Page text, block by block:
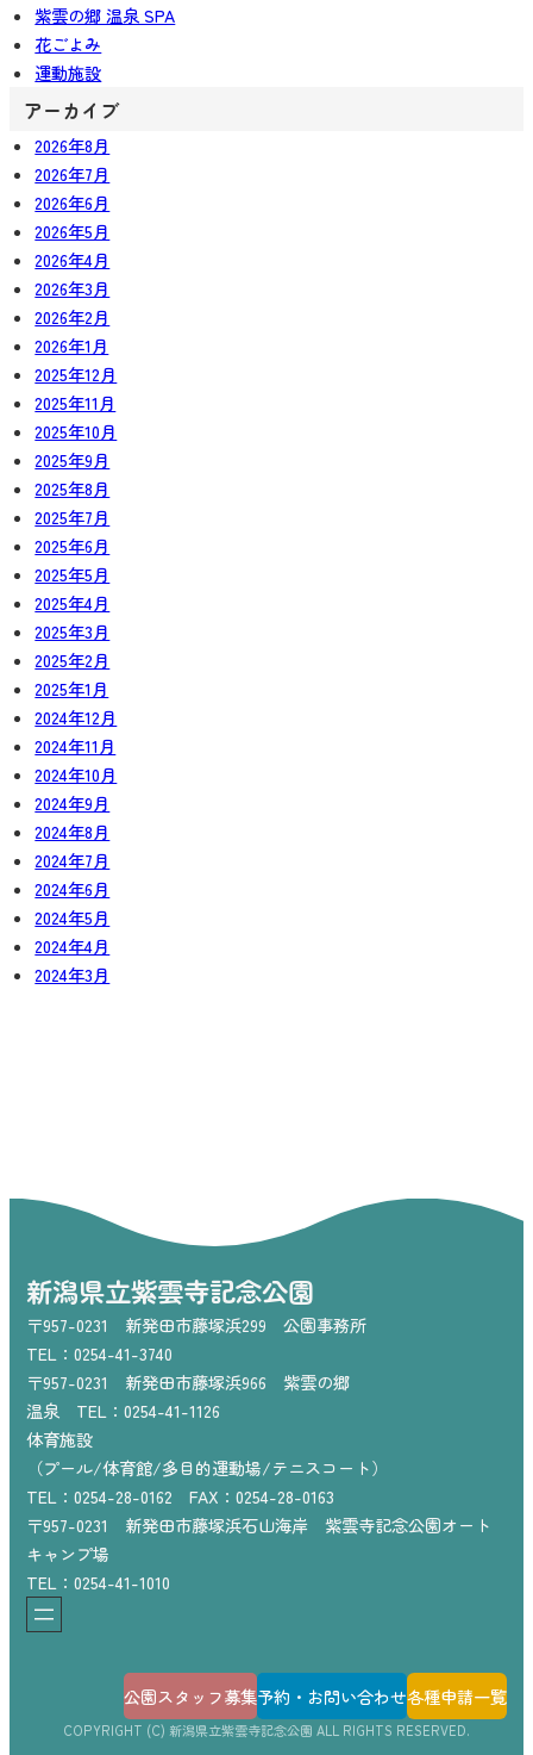
紫雲の郷 温泉 SPA
花ごよみ
運動施設
アーカイブ
2026年8月
2026年7月
2026年6月
2026年5月
2026年4月
2026年3月
2026年2月
2026年1月
2025年12月
2025年11月
2025年10月
2025年9月
2025年8月
2025年7月
2025年6月
2025年5月
2025年4月
2025年3月
2025年2月
2025年1月
2024年12月
2024年11月
2024年10月
2024年9月
2024年8月
2024年7月
2024年6月
2024年5月
2024年4月
2024年3月
新潟県立紫雲寺記念公園
〒957-0231 新発田市藤塚浜299 公園事務所
TEL：0254-41-3740
〒957-0231 新発田市藤塚浜966 紫雲の郷
温泉 TEL：0254-41-1126
体育施設
（プール/体育館/多目的運動場/テニスコート）
TEL：0254-28-0162 FAX：0254-28-0163
〒957-0231 新発田市藤塚浜石山海岸 紫雲寺記念公園オート
キャンプ場
TEL：0254-41-1010
公園スタッフ募集予約・お問い合わせ各種申請一覧
COPYRIGHT (C) 新潟県立紫雲寺記念公園 ALL RIGHTS RESERVED.